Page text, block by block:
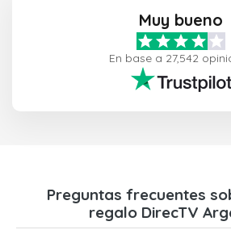
Muy bueno
En base a 27,542
Preguntas frecuentes
regalo DirecTV